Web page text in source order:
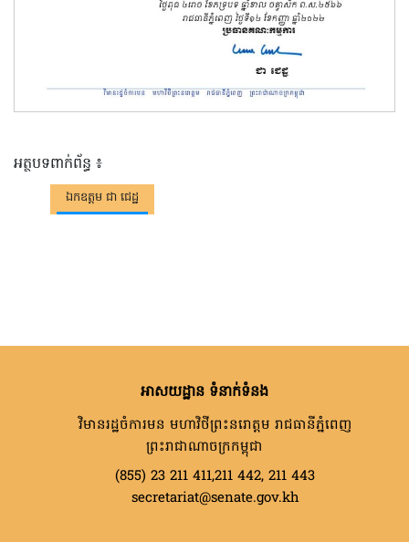
អត្ថបទពាក់ព័ន្ធ ៖
ឯកឧត្តម ជា ជេដ្ឋ
អាសយដ្ឋាន ទំនាក់ទំនង
វិមានរដ្ឋចំការមន មហាវិថីព្រះនរោត្តម រាជធានីភ្នំពេញ
ព្រះរាជាណាចក្រកម្ពុជា
(855) 23 211 411,211 442, 211 443
secretariat@senate.gov.kh